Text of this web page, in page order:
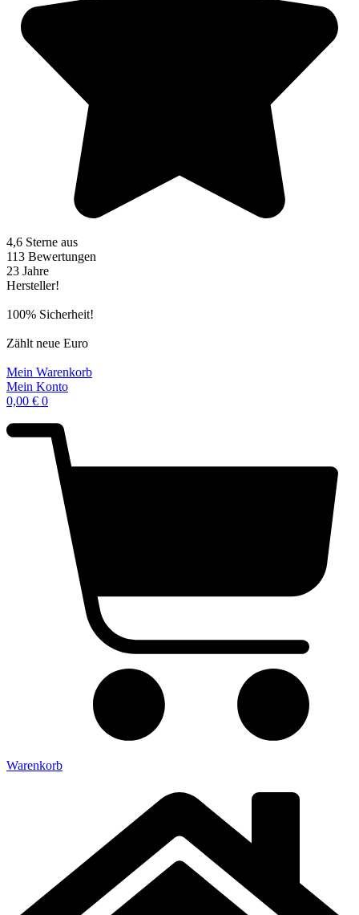
4,6 Sterne aus
113 Bewertungen
23 Jahre
Hersteller!
100% Sicherheit!
Zählt neue Euro
Mein Warenkorb
Mein Konto
0,00 € 0
Warenkorb